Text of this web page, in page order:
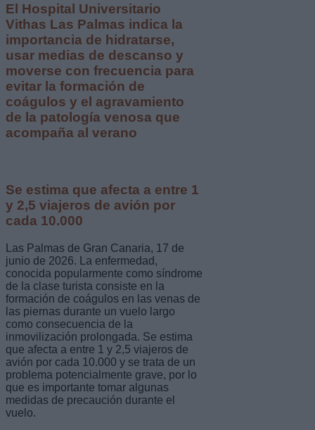
El Hospital Universitario
Vithas Las Palmas indica la
importancia de hidratarse,
usar medias de descanso y
moverse con frecuencia para
evitar la formación de
coágulos y el agravamiento
de la patología venosa que
acompaña al verano
Se estima que afecta a entre 1
y 2,5 viajeros de avión por
cada 10.000
Las Palmas de Gran Canaria, 17 de
junio de 2026. La enfermedad,
conocida popularmente como síndrome
de la clase turista consiste en la
formación de coágulos en las venas de
las piernas durante un vuelo largo
como consecuencia de la
inmovilización prolongada. Se estima
que afecta a entre 1 y 2,5 viajeros de
avión por cada 10.000 y se trata de un
problema potencialmente grave, por lo
que es importante tomar algunas
medidas de precaución durante el
vuelo.